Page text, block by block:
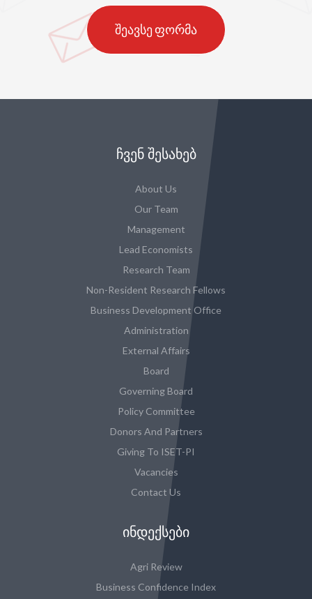
შეავსე ფორმა
ᲩᲕᲔᲜ ᲨᲔᲡᲐᲮᲔᲑ
About Us
Our Team
Management
Lead Economists
Research Team
Non-Resident Research Fellows
Business Development Office
Administration
External Affairs
Board
Governing Board
Policy Committee
Donors And Partners
Giving To ISET-PI
Vacancies
Contact Us
ᲘᲜᲓᲔᲥᲡᲔᲑᲘ
Agri Review
Business Confidence Index